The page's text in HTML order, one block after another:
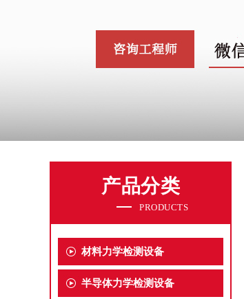
产品分类
PRODUCTS
材料力学检测设备
半导体力学检测设备